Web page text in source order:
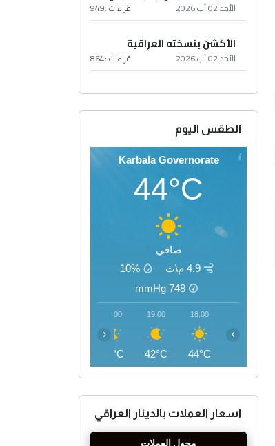
الأحد 02 آب 2026 قراءات :949
الأكشن بنسخته العراقية
الأحد 02 آب 2026 قراءات :864
الطقس اليوم
Karbala Governorate
44°C
صافي
4.9 م\ث
10%
748
mmHg
18:00
44°C
19:00
42°C
20:00
40°C
‹ ›
اسعار العملات بالدينار العراقي